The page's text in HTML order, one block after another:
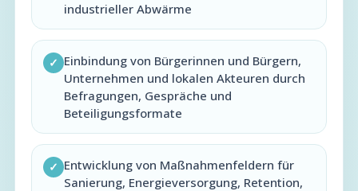
industrieller Abwärme
✓ Einbindung von Bürgerinnen und Bürgern,
Unternehmen und lokalen Akteuren durch
Befragungen, Gespräche und
Beteiligungsformate
✓ Entwicklung von Maßnahmenfeldern für
Sanierung, Energieversorgung, Retention,